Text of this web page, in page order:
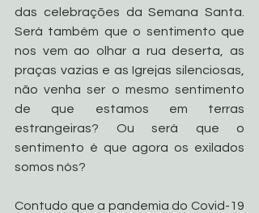
das celebrações da Semana Santa.
Será também que o sentimento que
nos vem ao olhar a rua deserta, as
praças vazias e as Igrejas silenciosas,
não venha ser o mesmo sentimento
de que estamos em terras
estrangeiras? Ou será que o
sentimento é que agora os exilados
somos nós?
Contudo que a pandemia do Covid-19